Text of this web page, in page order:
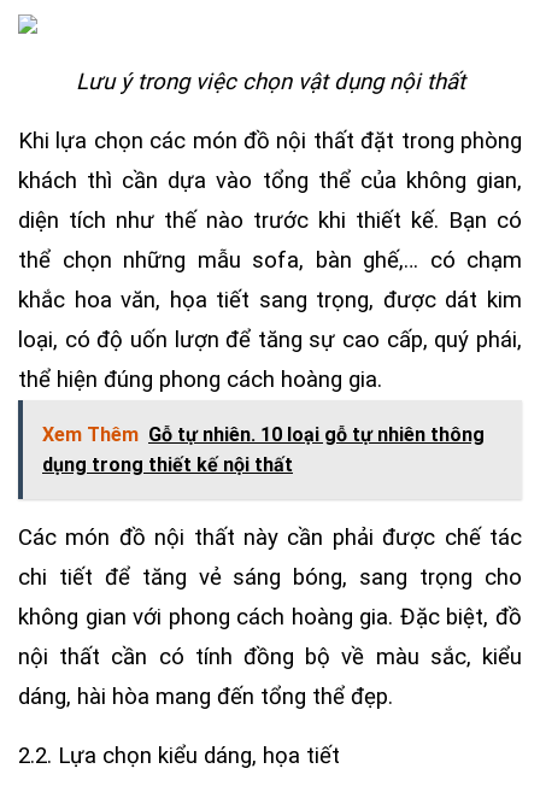
Lưu ý trong việc chọn vật dụng nội thất
Khi lựa chọn các món đồ nội thất đặt trong phòng
khách thì cần dựa vào tổng thể của không gian,
diện tích như thế nào trước khi thiết kế. Bạn có
thể chọn những mẫu sofa, bàn ghế,… có chạm
khắc hoa văn, họa tiết sang trọng, được dát kim
loại, có độ uốn lượn để tăng sự cao cấp, quý phái,
thể hiện đúng phong cách hoàng gia.
Xem Thêm Gỗ tự nhiên. 10 loại gỗ tự nhiên thông
dụng trong thiết kế nội thất
Các món đồ nội thất này cần phải được chế tác
chi tiết để tăng vẻ sáng bóng, sang trọng cho
không gian với phong cách hoàng gia. Đặc biệt, đồ
nội thất cần có tính đồng bộ về màu sắc, kiểu
dáng, hài hòa mang đến tổng thể đẹp.
2.2. Lựa chọn kiểu dáng, họa tiết